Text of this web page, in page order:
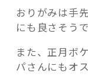
おりがみは手
にも良さそう
また、正月ボ
パさんにもオ